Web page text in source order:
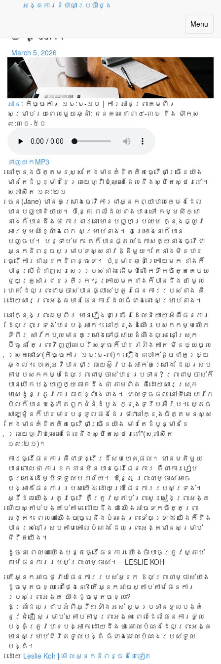
អង្គការនំម៉ាណាប្រចាំថ្ងៃ
Toggle
Menu
បង្អាក់
March 5, 2026
អាន : កិច្ចការ ១៦:៦-១០ | ការអានព្រះគម្ពីរ
សម្រាប់រយៈពេលមួយឆ្នាំ: ជនគណនា ៣៤-៣៦ និង ម៉ាកុស
៩:៣០-៥០
ទាញយកMP3
នៅក្នុងចិត្តមនុស្ស តែងមានគំនិតគិតធ្វើជាច្រើនយ៉ាង
មានតែដំបូន្មាននៃព្រះយេហូវ៉ាប៉ុណ្ណោះ ដែលនឹងស្ថិតស្ថេរនៅ។
សុភាសិត ១៩:២១
ចេន(Jane) មាន​គម្រោង​ធ្វើ​ការ​ជា​អ្នក​ព្យាបាល​ក្មេង​ដែល​
មាន​បញ្ហា​និយាយ។ ប៉ុន្តែ ពេល​ដែល​នាង​បាន​ទៅ កម្ម​សិក្សា
នាង​ក៏​បាន​ដឹង​ថា ការងារ​នោះ​មាន​បញ្ហា​ប្រឈម ក្នុង​ផ្លូវ​
អារម្មណ៍​ខ្លាំង​ពេក សម្រាប់​នាង។ គម្រោង​នេះ​ក៏​បាន​
បញ្ចប់។ បន្ទាប់​មក គេ​ក៏​បាន​ផ្តល់​ឱកាស​ឲ្យ​នាង​ធ្វើ​​ជា​
អ្នក​និពន្ធ​សម្រាប់​ទស្សនាវដ្ដី​មួយ។ តែ​នាង​មិន​បាន
ធ្វើ​ការ​ជា​អ្នក​និពន្ធ​ទេ។ ប៉ុន្មាន​ឆ្នាំ​ក្រោយ​មក នាង​ក៏​
បាន​ប្រើ​ជំនាញ​សរសេរ​របស់​នាង ដើម្បី​លើក​ទឹក​ចិត្ត​គេ​ឲ្យ​
ជួយ​គ្រូសារ​ជន​ក្រីក្រ។ ក្រោយ​មក​នាង​ក៏​បាន​ដឹង​ថា មូល​
ហេតុ ដែល​ព្រះ​ជា​ម្ចាស់​បាន​ផ្លាស់​ប្តូរ​ផែន​ការ​របស់​នាង គឺ
ដោយសារ​ព្រះ​អង្គ​មាន​ផែនការ​ដែល​ធំ​ជាង​នោះ សម្រាប់​នាង។
នៅ​ក្នុង​ព្រះ​គម្ពីរ មាន​រឿង​ជា​ច្រើន​ដែល​និយាយ​អំពី​ផែន​ការ​
ដែល​ព្រះ​ទ្រង់​បាន​បង្អាក់។ នៅ​ក្នុង​ដំណើរ​បេសក​កម្ម​លើក​
ទី​ពីរ សាវ័ក​ប៉ុល​មាន​គម្រោង​ទៅ​ផ្សាយ​ដំណឹង​ល្អ នៅ​ស្រុក​
ប៊ីធូនា តែ​ព្រះ​វិញ្ញាណ​បរិសុទ្ធ​ក៏​បាន​រារាំង​គាត់ មិន​ឲ្យ​ចូល​
ស្រុក​នោះ​ទេ(កិច្ចការ ១៦:៦-៧)។ រឿង​នេះ​ហាក់​ដូច​ជា​គួរ​ឲ្យ​
ឆ្ងល់។ ហេតុ​អ្វី​បាន​ជា​ព្រះយេស៊ូវ​បង្អាក់គម្រោង ដែល​ស្រប​
តាម​បេសកកម្ម​ដែល​ព្រះ​ជា​ម្ចាស់​បាន​ប្រទាន? ព្រះ​ជា​ម្ចាស់​ក៏​
បាន​បើក​បង្ហាញ​ឲ្យ​គាត់​ដឹង​ថា តាម​ពិត គឺ​ដោយ​សារ​ស្រុក​
មាសេដូន​ត្រូវ​ការ​គាត់​ខ្លាំង​ជាង។ ជា​លទ្ធ​ផល នៅ​ទីនោះ សាវ័ក​
ប៉ុល​ក៏​បាន​បង្កើត​ពួក​ជំនុំ​ដំបូង ក្នុង​ទ្វីប​អឺរ៉ុប។ ស្តេច​
សាឡូម៉ូន​ក៏​បាន​មាន​បន្ទូល​ផង​ដែរ​ថា “នៅ​ក្នុង​ចិត្ត​មនុស្ស
តែង​មាន​គំនិត​គិត​ធ្វើ​ជា​ច្រើន​យ៉ាង មាន​តែ​ដំបូន្មាន​នៃ​
ព្រះយេហូវ៉ា​ប៉ុណ្ណោះ ដែល​នឹង​ស្ថិតស្ថេរ​នៅ”(សុភាសិត
១៩:២១)។
ការ​ធ្វើ​ផែនការ​គឺ​ជា​ទង្វើរ​ដ៏​សម​ហេតុ​ផល។ មាន​មតិ​មួយ​
បាន​ពោល​ថា ការ​ខក​ខាន​មិន​បាន​ធ្វើ​ផែន​ការ គឺ​ជា​ការរៀប​
គម្រោង​ដើម្បី​ទទួល​បរាជ័យ​។ ប៉ុន្តែ​ ព្រះ​ជាម្ចាស់​អាច​
បង្អាក់​ផែនការ​របស់​យើង ដោយ​ប្រើ​ផែន​ការ​របស់​ទ្រង់។
អ្វី​ដែល​យើង​ត្រូវ​ធ្វើ គឺ​ត្រូវ​ស្តាប់​ព្រះ​សូរ​សៀង​ព្រះ​អង្គ
ហើយ​ស្តាប់​បង្គាប់​តាម ដោយ​ដឹង​ថា យើង​អាច​ទុក​ចិត្ត​ព្រះ​
អង្គ​។ ពេល​ណា​យើង​ចុះ​ចូល​នឹង​បំណង​ព្រះទ័យ​ទ្រង់ ​យើង​ក៏​នឹង​
បាន​រស់​នៅ​ស្រប​តាម​គោល​បំណង ដែល​ព្រះ​អង្គមាន​សម្រាប់​
ជីវិត​យើង។​
ដូច​នេះ ពេល​ណា​យើង​បន្ត​ធ្វើ​ផែនការ យើង​ចាំ​បាច់​ត្រូវ​ស្តាប់​
តាម​ផែន​ការ​របស់​ព្រះ​ជា​ម្ចាស់។​—LESLIE KOH
តើអ្នកអាចថ្វាយផែនការរបស់អ្នក ដល់ព្រះជាម្ចាស់យ៉ាង
ដូចម្តេចខ្លះ នៅថ្ងៃនេះ? តើអ្នកអាចស្តាប់តាមផែនការ
របស់ព្រះអង្គ យ៉ាងដូចម្តេចខ្លះ?
ឱព្រះដែលជ្រាបអំពីអ្វីៗទាំងអស់ សូមប្រទានទូលបង្គំ
នូវជំនឿ សម្រាប់ស្តាប់តាមព្រះអង្គ ពេលដែលផែនការទូល
បង្គំត្រូវបានបង្អាក់ ដោយដឹងថា គោលបំណងដែលព្រះអង្គ
មានសម្រាប់ជីវិតទូលបង្គំ ធំជាងគោលបំណងរបស់ទូល
បង្គំ។
ដោយ Leslie Koh | មើលអ្នកនិពន្ធដទៃទៀត